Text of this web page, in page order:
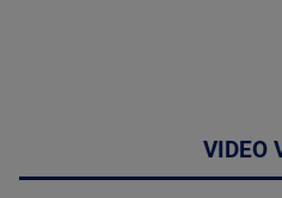
VIDEO